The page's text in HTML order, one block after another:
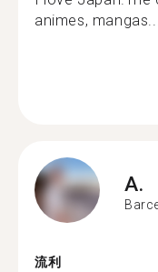
animes,
A.
流利